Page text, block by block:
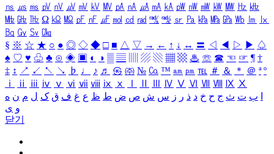
㎱ ㎲ ㎳ ㎴ ㎵ ㎶ ㎷ ㎸ ㎹ ㎀ ㎁ ㎂ ㎃ ㎄ ㎺ ㎻ ㎽ ㎾ ㎿ ㎐ ㎑
㎒ ㎓ ㎔ Ω ㏀ ㏁ ㎊ ㎋ ㎌ ㏖ ㏅ ㎭ ㎮ ㎯ ㏛ ㎩ ㎪ ㎫ ㎬ ㏝ ㏐
㏓
㏃ ㏉ ㏜ ㏆
§ ※ ☆ ★ ○ ● ◎ ◇ ◆ □ ■ △ ▽ → ← ↑ ↓ ↔ 〓 ◁ ◀ ▷ ▶ ♤
♠ ♡ ♥ ♧ ♣ ⊙ ◈ ▣ ◐ ◑ ▒ ▤ ▨ ▧ ▦ ▩ ♨ ☏ ☎ ☜ ☞ ¶ †
‡ ↕ ↗ ↙ ↖ ↘ ♭ ♩ ♪ ♬ ㉿ ㈜ № ㏇ ™ ㏂ ㏘ ℡ ＃ ＆ ＊ ＠ ª º
ⅰ
ⅱ ⅲ ⅳ ⅴ ⅵ ⅶ ⅷ ⅸ ⅹ Ⅳ Ⅴ Ⅵ Ⅶ Ⅷ Ⅸ Ⅹ
ب ت ث ج ح خ د ذ ر ز س ش ص ض ط ظ ع غ ف ق ک ل م ن ه
و ی
닫기